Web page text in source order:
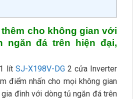
cho không gian với
ngăn đá trên hiện đại,
lít SJ-X198V-DG2 cửa Inverter
điểm nhấn cho mọi không gian
đình với dòng tủ ngăn đá trên